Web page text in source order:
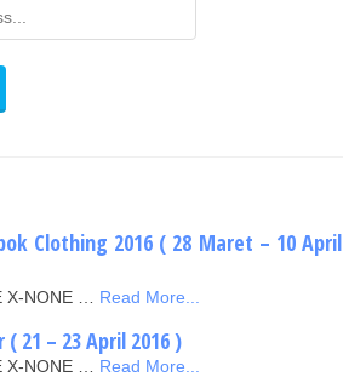
Clothing 2016 ( 28 Maret – 10 April
X-NONE … Read More...
21 – 23 April 2016 )
X-NONE … Read More...